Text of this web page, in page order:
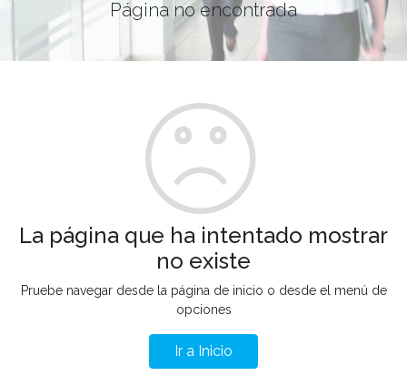
Página no encontrada
La página que ha intentado mostrar
no existe
Pruebe navegar desde la página de inicio o desde el menú de
opciones
Ir a Inicio